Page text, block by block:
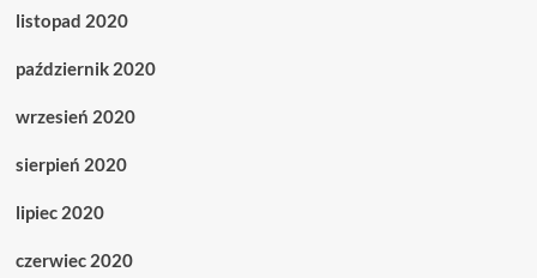
listopad 2020
październik 2020
wrzesień 2020
sierpień 2020
lipiec 2020
czerwiec 2020